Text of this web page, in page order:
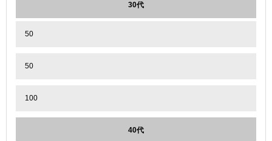
30代
50
50
100
40代